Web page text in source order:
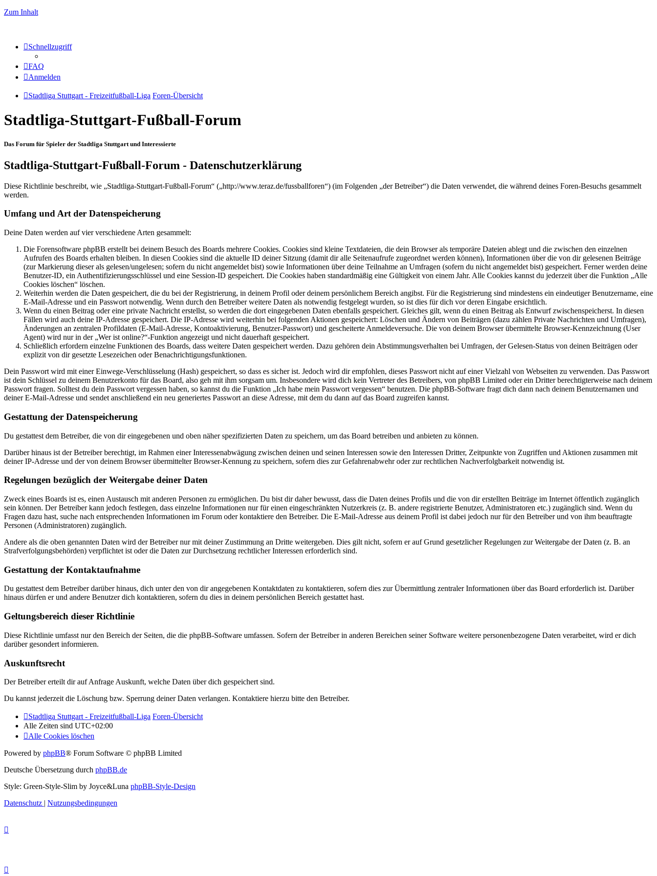
Zum Inhalt
Schnellzugriff
FAQ
Anmelden
Stadtliga Stuttgart - Freizeitfußball-Liga Foren-Übersicht
Stadtliga-Stuttgart-Fußball-Forum
Das Forum für Spieler der Stadtliga Stuttgart und Interessierte
Stadtliga-Stuttgart-Fußball-Forum - Datenschutzerklärung
Diese Richtlinie beschreibt, wie „Stadtliga-Stuttgart-Fußball-Forum“ („http://www.teraz.de/fussballforen“) (im Folgenden „der Betreiber“) die Daten verwendet, die während deines Foren-Besuchs gesammelt
werden.
Umfang und Art der Datenspeicherung
Deine Daten werden auf vier verschiedene Arten gesammelt:
Die Forensoftware phpBB erstellt bei deinem Besuch des Boards mehrere Cookies. Cookies sind kleine Textdateien, die dein Browser als temporäre Dateien ablegt und die zwischen den einzelnen
Aufrufen des Boards erhalten bleiben. In diesen Cookies sind die aktuelle ID deiner Sitzung (damit dir alle Seitenaufrufe zugeordnet werden können), Informationen über die von dir gelesenen Beiträge
(zur Markierung dieser als gelesen/ungelesen; sofern du nicht angemeldet bist) sowie Informationen über deine Teilnahme an Umfragen (sofern du nicht angemeldet bist) gespeichert. Ferner werden deine
Benutzer-ID, ein Authentifizierungsschlüssel und eine Session-ID gespeichert. Die Cookies haben standardmäßig eine Gültigkeit von einem Jahr. Alle Cookies kannst du jederzeit über die Funktion „Alle
Cookies löschen“ löschen.
Weiterhin werden die Daten gespeichert, die du bei der Registrierung, in deinem Profil oder deinem persönlichem Bereich angibst. Für die Registrierung sind mindestens ein eindeutiger Benutzername, eine
E-Mail-Adresse und ein Passwort notwendig. Wenn durch den Betreiber weitere Daten als notwendig festgelegt wurden, so ist dies für dich vor deren Eingabe ersichtlich.
Wenn du einen Beitrag oder eine private Nachricht erstellst, so werden die dort eingegebenen Daten ebenfalls gespeichert. Gleiches gilt, wenn du einen Beitrag als Entwurf zwischenspeicherst. In diesen
Fällen wird auch deine IP-Adresse gespeichert. Die IP-Adresse wird weiterhin bei folgenden Aktionen gespeichert: Löschen und Ändern von Beiträgen (dazu zählen Private Nachrichten und Umfragen),
Änderungen an zentralen Profildaten (E-Mail-Adresse, Kontoaktivierung, Benutzer-Passwort) und gescheiterte Anmeldeversuche. Die von deinem Browser übermittelte Browser-Kennzeichnung (User
Agent) wird nur in der „Wer ist online?“-Funktion angezeigt und nicht dauerhaft gespeichert.
Schließlich erfordern einzelne Funktionen des Boards, dass weitere Daten gespeichert werden. Dazu gehören dein Abstimmungsverhalten bei Umfragen, der Gelesen-Status von deinen Beiträgen oder
explizit von dir gesetzte Lesezeichen oder Benachrichtigungsfunktionen.
Dein Passwort wird mit einer Einwege-Verschlüsselung (Hash) gespeichert, so dass es sicher ist. Jedoch wird dir empfohlen, dieses Passwort nicht auf einer Vielzahl von Webseiten zu verwenden. Das Passwort
ist dein Schlüssel zu deinem Benutzerkonto für das Board, also geh mit ihm sorgsam um. Insbesondere wird dich kein Vertreter des Betreibers, von phpBB Limited oder ein Dritter berechtigterweise nach deinem
Passwort fragen. Solltest du dein Passwort vergessen haben, so kannst du die Funktion „Ich habe mein Passwort vergessen“ benutzen. Die phpBB-Software fragt dich dann nach deinem Benutzernamen und
deiner E-Mail-Adresse und sendet anschließend ein neu generiertes Passwort an diese Adresse, mit dem du dann auf das Board zugreifen kannst.
Gestattung der Datenspeicherung
Du gestattest dem Betreiber, die von dir eingegebenen und oben näher spezifizierten Daten zu speichern, um das Board betreiben und anbieten zu können.
Darüber hinaus ist der Betreiber berechtigt, im Rahmen einer Interessenabwägung zwischen deinen und seinen Interessen sowie den Interessen Dritter, Zeitpunkte von Zugriffen und Aktionen zusammen mit
deiner IP-Adresse und der von deinem Browser übermittelter Browser-Kennung zu speichern, sofern dies zur Gefahrenabwehr oder zur rechtlichen Nachverfolgbarkeit notwendig ist.
Regelungen bezüglich der Weitergabe deiner Daten
Zweck eines Boards ist es, einen Austausch mit anderen Personen zu ermöglichen. Du bist dir daher bewusst, dass die Daten deines Profils und die von dir erstellten Beiträge im Internet öffentlich zugänglich
sein können. Der Betreiber kann jedoch festlegen, dass einzelne Informationen nur für einen eingeschränkten Nutzerkreis (z. B. andere registrierte Benutzer, Administratoren etc.) zugänglich sind. Wenn du
Fragen dazu hast, suche nach entsprechenden Informationen im Forum oder kontaktiere den Betreiber. Die E-Mail-Adresse aus deinem Profil ist dabei jedoch nur für den Betreiber und von ihm beauftragte
Personen (Administratoren) zugänglich.
Andere als die oben genannten Daten wird der Betreiber nur mit deiner Zustimmung an Dritte weitergeben. Dies gilt nicht, sofern er auf Grund gesetzlicher Regelungen zur Weitergabe der Daten (z. B. an
Strafverfolgungsbehörden) verpflichtet ist oder die Daten zur Durchsetzung rechtlicher Interessen erforderlich sind.
Gestattung der Kontaktaufnahme
Du gestattest dem Betreiber darüber hinaus, dich unter den von dir angegebenen Kontaktdaten zu kontaktieren, sofern dies zur Übermittlung zentraler Informationen über das Board erforderlich ist. Darüber
hinaus dürfen er und andere Benutzer dich kontaktieren, sofern du dies in deinem persönlichen Bereich gestattet hast.
Geltungsbereich dieser Richtlinie
Diese Richtlinie umfasst nur den Bereich der Seiten, die die phpBB-Software umfassen. Sofern der Betreiber in anderen Bereichen seiner Software weitere personenbezogene Daten verarbeitet, wird er dich
darüber gesondert informieren.
Auskunftsrecht
Der Betreiber erteilt dir auf Anfrage Auskunft, welche Daten über dich gespeichert sind.
Du kannst jederzeit die Löschung bzw. Sperrung deiner Daten verlangen. Kontaktiere hierzu bitte den Betreiber.
Stadtliga Stuttgart - Freizeitfußball-Liga Foren-Übersicht
Alle Zeiten sind UTC+02:00
Alle Cookies löschen
Powered by phpBB® Forum Software © phpBB Limited
Deutsche Übersetzung durch phpBB.de
Style: Green-Style-Slim by Joyce&Luna phpBB-Style-Design
Datenschutz | Nutzungsbedingungen